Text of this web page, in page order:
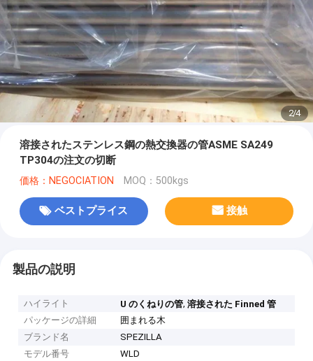
2/4
溶接されたステンレス鋼の熱交換器の管ASME SA249
TP304の注文の切断
価格：NEGOCIATION MOQ：500kgs
ベストプライス 接触
製品の説明
ハイライト U のくねりの管,溶接された Finned 管
パッケージの詳細
囲まれる木
ブランド名
SPEZILLA
モデル番号
WLD